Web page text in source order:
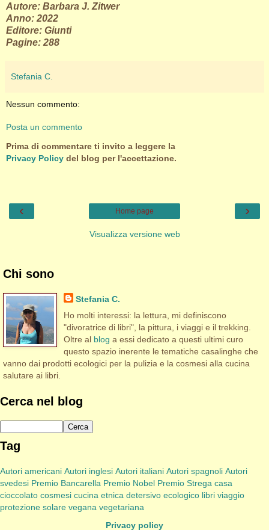
Autore: Barbara J. Zitwer
Anno: 2022
Editore: Giunti
Pagine: 288
Stefania C.
Nessun commento:
Posta un commento
Prima di commentare ti invito a leggere la
Privacy Policy del blog per l'accettazione.
‹ ›
Home page
Visualizza versione web
Chi sono
Stefania C.
Ho molti interessi: la lettura, mi definiscono
"divoratrice di libri", la pittura, i viaggi e il trekking.
Oltre al blog a essi dedicato a questi ultimi curo
questo spazio inerente le tematiche casalinghe che
vanno dai prodotti ecologici per la pulizia e la cosmesi alla cucina
salutare ai libri.
Cerca nel blog
Tag
Autori americani Autori inglesi Autori italiani Autori spagnoli Autori
svedesi Premio Bancarella Premio Nobel Premio Strega casa
cioccolato cosmesi cucina etnica detersivo ecologico libri viaggio
protezione solare vegana vegetariana
Privacy policy